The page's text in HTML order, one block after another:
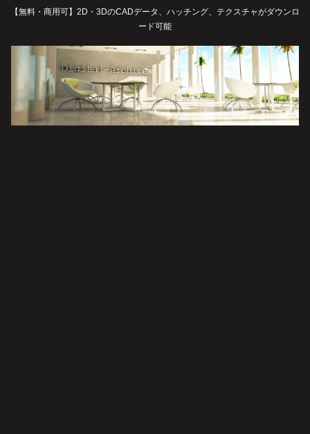
【無料・商用可】2D・3DのCADデータ、ハッチング、テクスチャがダウンロ
ード可能